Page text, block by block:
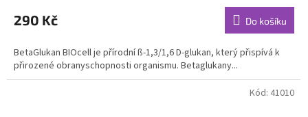
produktu
je
z
5
hvězdiček.
290 Kč Do košíku
BetaGlukan BIOcell je přírodní ß-1,3/1,6 D-glukan, který přispívá k
přirozené obranyschopnosti organismu. Betaglukany...
Kód: 41010